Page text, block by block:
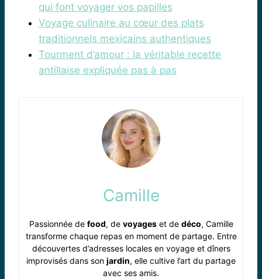
qui font voyager vos papilles
Voyage culinaire au cœur des plats
traditionnels mexicains authentiques
Tourment d’amour : la véritable recette
antillaise expliquée pas à pas
Camille
Passionnée de food, de voyageset de déco, Camille
transforme chaque repas en moment de partage. Entre
découvertes d’adresses locales en voyage et dîners
improvisés dans son jardin, elle cultive l’art du partage
avec ses amis.